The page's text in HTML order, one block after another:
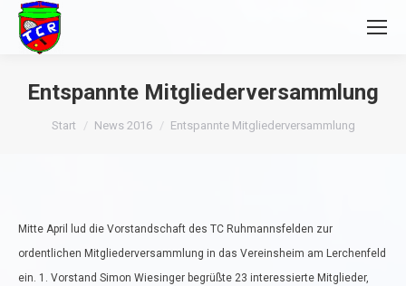
Entspannte Mitgliederversammlung
Sie befinden sich hier:
Start News 2016 Entspannte Mitgliederversammlung
Mitte April lud die Vorstandschaft des TC Ruhmannsfelden zur
ordentlichen Mitgliederversammlung in das Vereinsheim am Lerchenfeld
ein. 1. Vorstand Simon Wiesinger begrüßte 23 interessierte Mitglieder,